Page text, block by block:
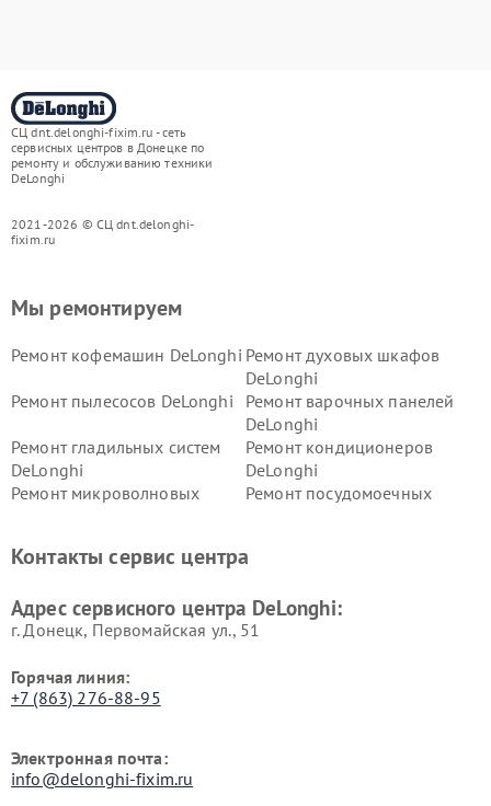
СЦ dnt.delonghi-fixim.ru - сеть
сервисных центров в Донецке по
ремонту и обслуживанию техники
DeLonghi
2021-2026 © СЦ dnt.delonghi-
fixim.ru
Мы ремонтируем
Ремонт кофемашин DeLonghi Ремонт духовых шкафов
DeLonghi
Ремонт пылесосов DeLonghi
Ремонт варочных панелей
DeLonghi
Ремонт гладильных систем
DeLonghi
Ремонт кондиционеров
DeLonghi
Ремонт микроволновых
Ремонт посудомоечных
DeLonghi
DeLonghi
Контакты сервис центра
Адрес сервисного центра DeLonghi:
г. Донецк, Первомайская ул., 51
Горячая линия:
+7 (863) 276-88-95
Электронная почта:
info@delonghi-fixim.ru